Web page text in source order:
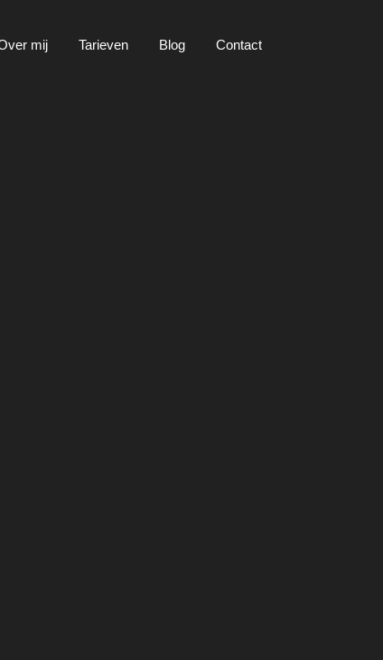
mij Tarieven Blog Contact